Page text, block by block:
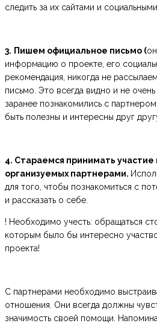
следить за их сайтами и
3. Пишем официальное письмо (
информацию о проекте, его
рекомендация, никогда не
письмо. Это всегда видно и не
заранее познакомились с
быть полезны и интересны друг
4. Стараемся принимать участие
организуемых партнерами.
для того, чтобы познакомиться с
и рассказать о себе.
! Необходимо учесть: обращаться
которым было бы интересно
проекта!
С партнерами необходимо
отношения. Они всегда должны
значимость своей помощи.